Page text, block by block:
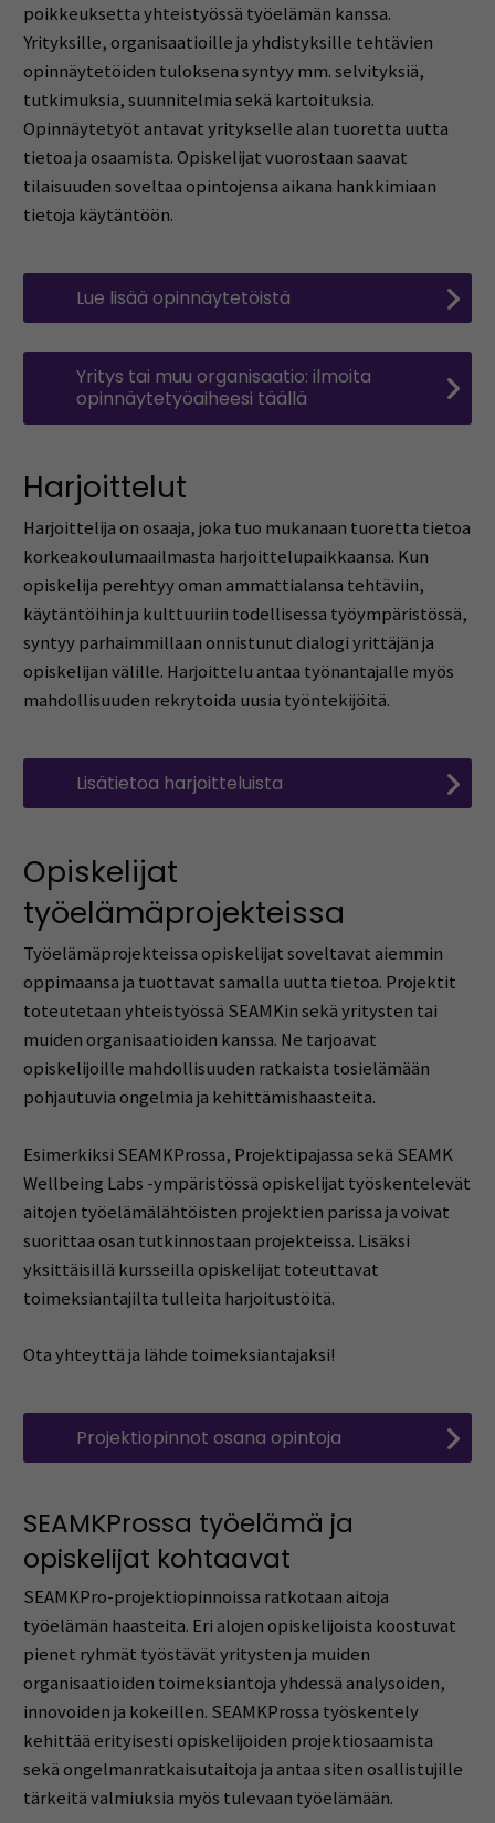
poikkeuksetta yhteistyössä työelämän kanssa.
Yrityksille, organisaatioille ja yhdistyksille tehtävien
opinnäytetöiden tuloksena syntyy mm. selvityksiä,
tutkimuksia, suunnitelmia sekä kartoituksia.
Opinnäytetyöt antavat yritykselle alan tuoretta uutta
tietoa ja osaamista. Opiskelijat vuorostaan saavat
tilaisuuden soveltaa opintojensa aikana hankkimiaan
tietoja käytäntöön.
Lue lisää opinnäytetöistä
Yritys tai muu organisaatio: ilmoita
opinnäytetyöaiheesi täällä
Harjoittelut
Harjoittelija on osaaja, joka tuo mukanaan tuoretta tietoa
korkeakoulumaailmasta harjoittelupaikkaansa. Kun
opiskelija perehtyy oman ammattialansa tehtäviin,
käytäntöihin ja kulttuuriin todellisessa työympäristössä,
syntyy parhaimmillaan onnistunut dialogi yrittäjän ja
opiskelijan välille. Harjoittelu antaa työnantajalle myös
mahdollisuuden rekrytoida uusia työntekijöitä.
Lisätietoa harjoitteluista
Opiskelijat
työelämäprojekteissa
Työelämäprojekteissa opiskelijat soveltavat aiemmin
oppimaansa ja tuottavat samalla uutta tietoa. Projektit
toteutetaan yhteistyössä SEAMKin sekä yritysten tai
muiden organisaatioiden kanssa. Ne tarjoavat
opiskelijoille mahdollisuuden ratkaista tosielämään
pohjautuvia ongelmia ja kehittämishaasteita.
Esimerkiksi SEAMKProssa, Projektipajassa sekä SEAMK
Wellbeing Labs -ympäristössä opiskelijat työskentelevät
aitojen työelämälähtöisten projektien parissa ja voivat
suorittaa osan tutkinnostaan projekteissa. Lisäksi
yksittäisillä kursseilla opiskelijat toteuttavat
toimeksiantajilta tulleita harjoitustöitä.
Ota yhteyttä ja lähde toimeksiantajaksi!
Projektiopinnot osana opintoja
SEAMKProssa työelämä ja
opiskelijat kohtaavat
SEAMKPro-projektiopinnoissa ratkotaan aitoja
työelämän haasteita. Eri alojen opiskelijoista koostuvat
pienet ryhmät työstävät yritysten ja muiden
organisaatioiden toimeksiantoja yhdessä analysoiden,
innovoiden ja kokeillen. SEAMKProssa työskentely
kehittää erityisesti opiskelijoiden projektiosaamista
sekä ongelmanratkaisutaitoja ja antaa siten osallistujille
tärkeitä valmiuksia myös tulevaan työelämään.